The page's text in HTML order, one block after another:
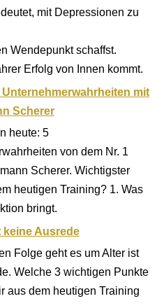
mit Depressionen zu
Wendepunkt schaffst.
Erfolg von Innen kommt.
mit
Scherer
heute: 5
von dem Nr. 1
Scherer. Wichtigster
heutigen Training? 1. Was
bringt.
keine Ausrede
Folge geht es um Alter ist
Welche 3 wichtigen Punkte
aus dem heutigen Training